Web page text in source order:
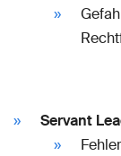
Servant